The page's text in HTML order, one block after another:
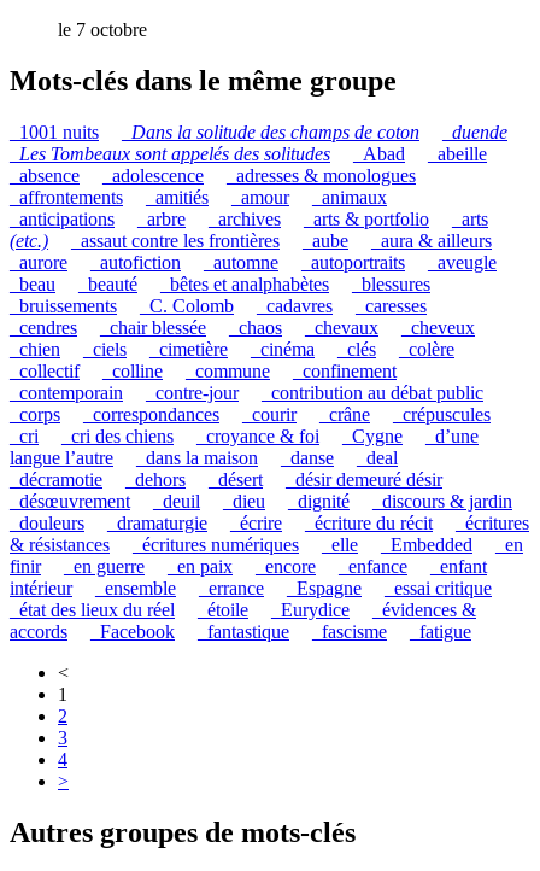
le 7 octobre
Mots-clés dans le même groupe
_1001 nuits Dans la solitude des champs de coton
duende
Les Tombeaux sont appelés des solitudes _Abad
_abeille
_absence
_adolescence
_adresses & monologues
_affrontements
_amitiés _amour
_animaux
_anticipations
_arbre _archives _arts & portfolio
_arts
(etc.)
_assaut contre les frontières _aube
_aura & ailleurs
_aurore
_autofiction _automne _autoportraits
_aveugle
_beau
_beauté _bêtes et analphabètes
_blessures
_bruissements
_C. Colomb _cadavres
_caresses
_cendres
_chair blessée _chaos _chevaux
_cheveux
_chien
_ciels _cimetière _cinéma _clés
_colère
_collectif
_colline _commune
_confinement
_contemporain
_contre-jour
_contribution au débat public
_corps
_correspondances _courir _crâne
_crépuscules
_cri
_cri des chiens _croyance & foi _Cygne
_d’une
langue l’autre
_dans la maison _danse
_deal
_décramotie
_dehors _désert
_désir demeuré désir
_désœuvrement
_deuil _dieu _dignité
_discours & jardin
_douleurs
_dramaturgie _écrire _écriture du récit
_écritures
& résistances
_écritures numériques _elle _Embedded
_en
finir
_en guerre _en paix _encore _enfance
_enfant
intérieur
_ensemble _errance _Espagne
_essai critique
_état des lieux du réel
_étoile _Eurydice
_évidences &
accords
_Facebook _fantastique _fascisme
_fatigue
<
1
2
3
4
>
Autres groupes de mots-clés